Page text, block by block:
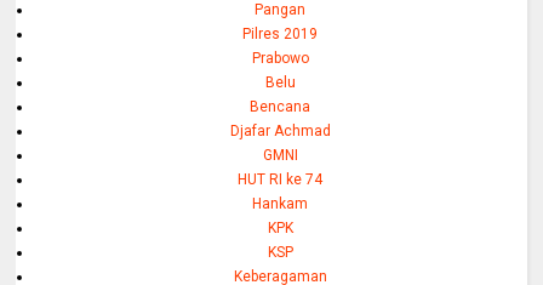
Pangan
Pilres 2019
Prabowo
Belu
Bencana
Djafar Achmad
GMNI
HUT RI ke 74
Hankam
KPK
KSP
Keberagaman